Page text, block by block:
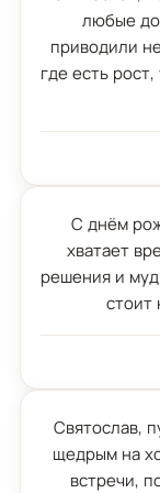
любые
приводили
где есть
С днём
хватает
решения и
стоит
Святослав,
щедрым на
встречи,